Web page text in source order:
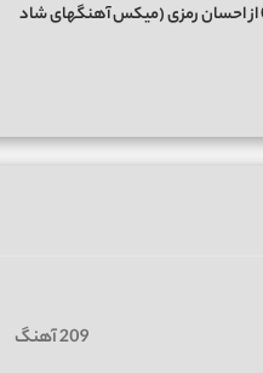
دانلود ریمیکس هایپ نایت 01 از احسان رمزی (میکس آهنگهای شاد
209 آهنگ